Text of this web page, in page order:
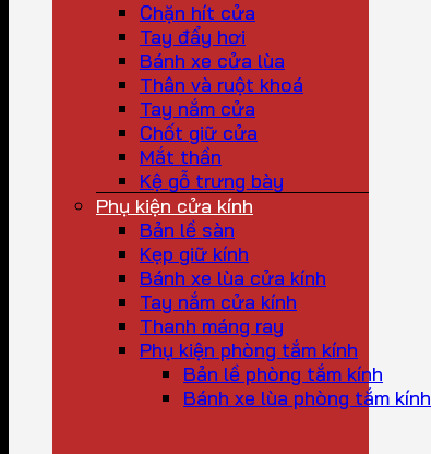
Chặn hít cửa
Tay đẩy hơi
Bánh xe cửa lùa
Thân và ruột khoá
Tay nắm cửa
Chốt giữ cửa
Mắt thần
Kệ gỗ trưng bày
Phụ kiện cửa kính
Bản lề sàn
Kẹp giữ kính
Bánh xe lùa cửa kính
Tay nắm cửa kính
Thanh máng ray
Phụ kiện phòng tắm kính
Bản lề phòng tắm kính
Bánh xe lùa phòng tắm kính